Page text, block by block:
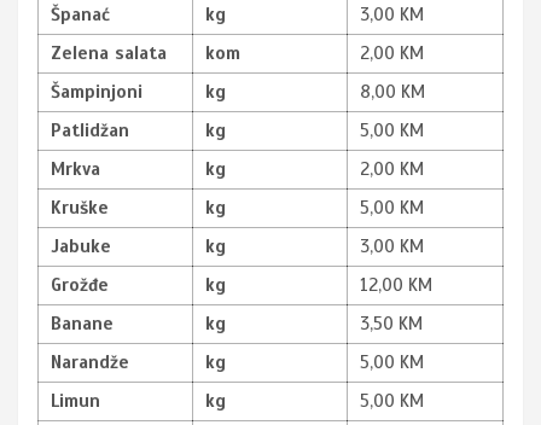
Španać
kg
3,00 KM
Zelena salata
kom
2,00 KM
Šampinjoni
kg
8,00 KM
Patlidžan
kg
5,00 KM
Mrkva
kg
2,00 KM
Kruške
kg
5,00 KM
Jabuke
kg
3,00 KM
Grožđe
kg
12,00 KM
Banane
kg
3,50 KM
Narandže
kg
5,00 KM
Limun
kg
5,00 KM